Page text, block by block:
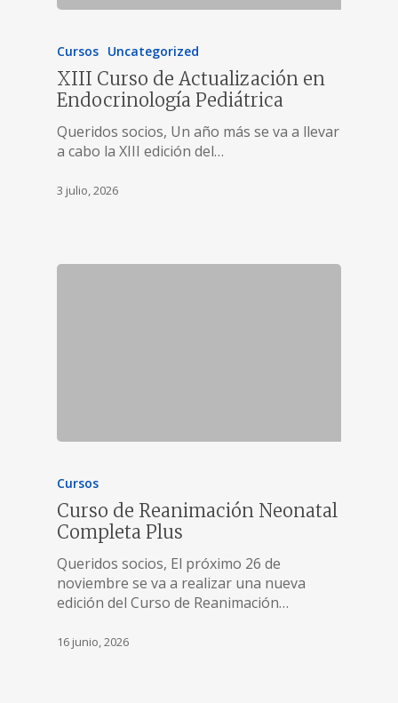
Cursos Uncategorized
XIII Curso de Actualización en
Endocrinología Pediátrica
Queridos socios, Un año más se va a llevar
a cabo la XIII edición del…
3 julio, 2026
Cursos
Curso de Reanimación Neonatal
Completa Plus
Queridos socios, El próximo 26 de
noviembre se va a realizar una nueva
edición del Curso de Reanimación…
16 junio, 2026